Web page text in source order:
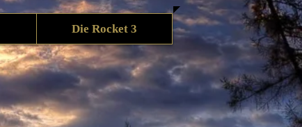
Die Rocket 3